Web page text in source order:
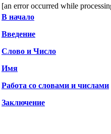
[an error occurred while
В начало
Введение
Слово и Число
Имя
Работа со словами и числами
Заключение